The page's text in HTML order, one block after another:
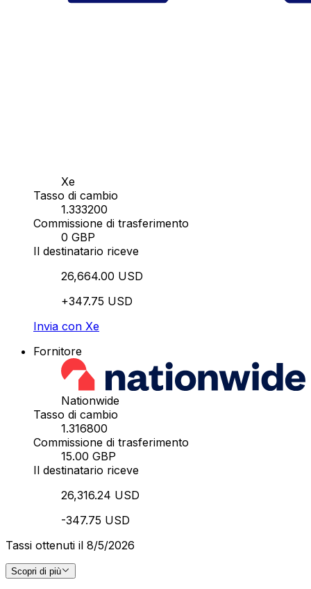
Xe
Tasso di cambio
1.333200
Commissione di trasferimento
0 GBP
Il destinatario riceve
26,664.00 USD
+347.75 USD
Invia con Xe
Fornitore
Nationwide
Tasso di cambio
1.316800
Commissione di trasferimento
15.00 GBP
Il destinatario riceve
26,316.24 USD
-347.75 USD
Tassi ottenuti il 8/5/2026
Scopri di più